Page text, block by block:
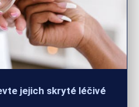
jejich skryté léčivé